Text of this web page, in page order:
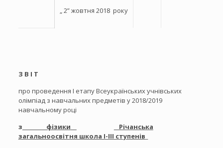
„ 2” жовтня 2018 року
З В І Т
про проведення I етапу Всеукраїнських учнівських
олімпіад з навчальних предметів у 2018/2019
навчальному році
з фізики
__Річанська
загальноосвітня школа І-ІІІ ступенів